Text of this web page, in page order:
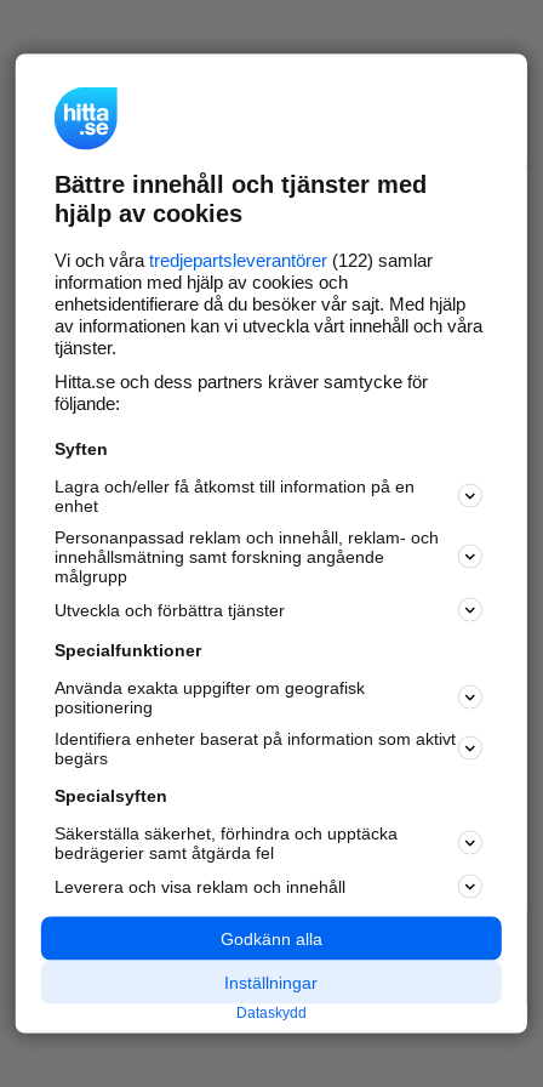
Bättre innehåll och tjänster med
hjälp av cookies
Vi och våra tredjepartsleverantörer(122) samlar
information med hjälp av cookies och
enhetsidentifierare då du besöker vår sajt. Med hjälp
av informationen kan vi utveckla vårt innehåll och våra
tjänster.
Hitta.se och dess partners kräver samtycke för
följande:
Syften
Lagra och/eller få åtkomst till information på en
enhet
Personanpassad reklam och innehåll, reklam- och
innehållsmätning samt forskning angående
målgrupp
Utveckla och förbättra tjänster
Specialfunktioner
Använda exakta uppgifter om geografisk
positionering
Identifiera enheter baserat på information som aktivt
begärs
Specialsyften
Säkerställa säkerhet, förhindra och upptäcka
bedrägerier samt åtgärda fel
Leverera och visa reklam och innehåll
Godkänn alla
Inställningar
Dataskydd